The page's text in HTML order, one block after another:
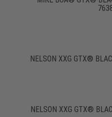
NELSON XXG GTX®
NELSON XXG GTX®